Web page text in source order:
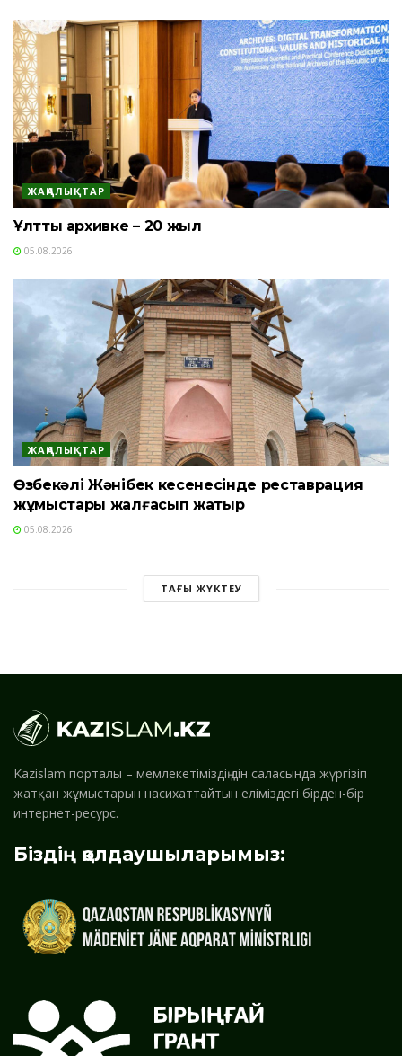
ЖАҢАЛЫҚТАР
Ұлттық архивке – 20 жыл
05.08.2026
ЖАҢАЛЫҚТАР
Өзбекәлі Жәнібек кесенесінде реставрация
жұмыстары жалғасып жатыр
05.08.2026
ТАҒЫ ЖҮКТЕУ
Kazislam порталы – мемлекетіміздің дін саласында жүргізіп
жатқан жұмыстарын насихаттайтын еліміздегі бірден-бір
интернет-ресурс.
Біздің қолдаушыларымыз: